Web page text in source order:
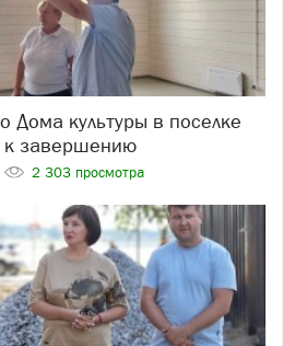
к завершению
2 303 просмотра